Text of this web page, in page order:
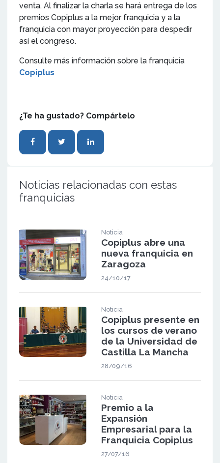
venta. Al finalizar la charla se hará entrega de los
premios Copiplus a la mejor franquicia y a la
franquicia con mayor proyección para despedir
así el congreso.
Consulte más información sobre la franquicia
Copiplus
¿Te ha gustado? Compártelo
Noticias relacionadas con estas
franquicias
Noticia
Copiplus abre una
nueva franquicia en
Zaragoza
24/10/17
Noticia
Copiplus presente en
los cursos de verano
de la Universidad de
Castilla La Mancha
28/09/16
Noticia
Premio a la
Expansión
Empresarial para la
Franquicia Copiplus
27/07/16